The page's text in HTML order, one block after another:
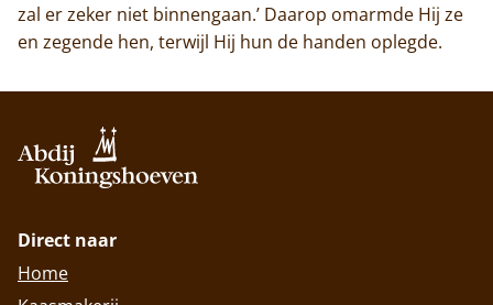
zal er zeker niet binnengaan.’ Daarop omarmde Hij ze
en zegende hen, terwijl Hij hun de handen oplegde.
Direct naar
Home